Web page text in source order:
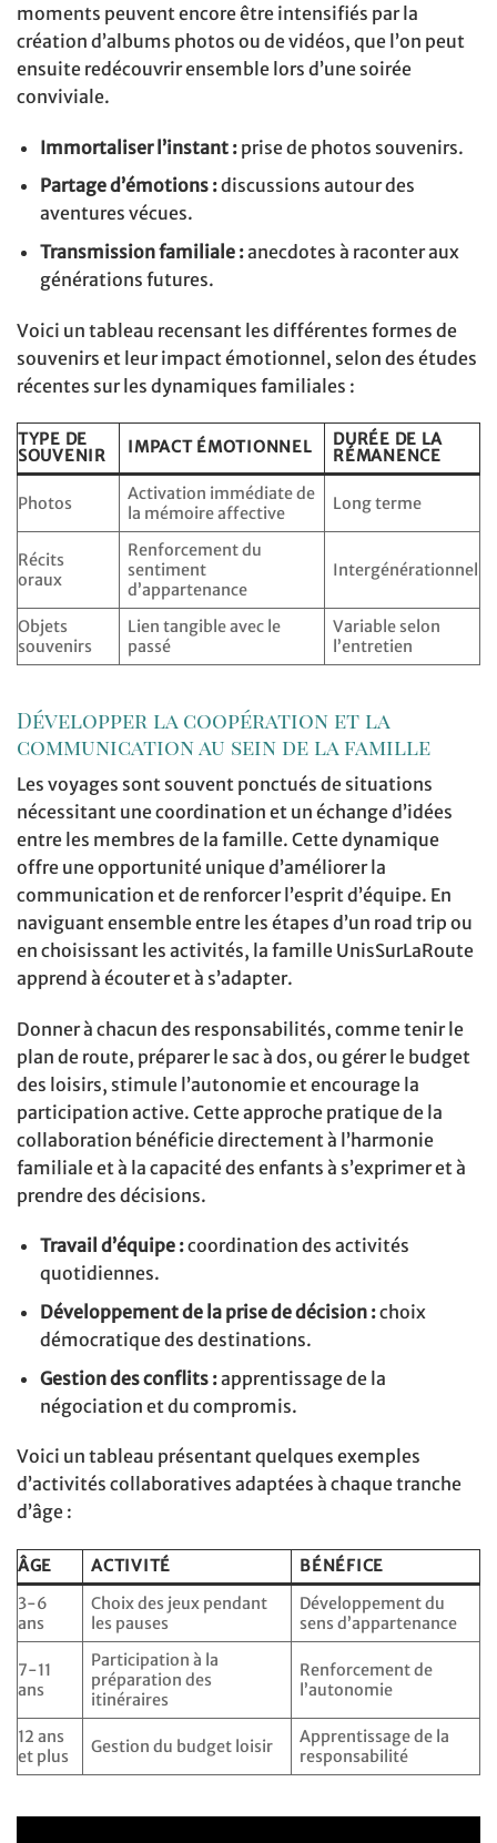
moments peuvent encore être intensifiés par la
création d’albums photos ou de vidéos, que l’on peut
ensuite redécouvrir ensemble lors d’une soirée
conviviale.
Immortaliser l’instant :prise de photos souvenirs.
Partage d’émotions :discussions autour des
aventures vécues.
Transmission familiale :anecdotes à raconter aux
générations futures.
Voici un tableau recensant les différentes formes de
souvenirs et leur impact émotionnel, selon des études
récentes sur les dynamiques familiales :
TYPE DE
SOUVENIR
IMPACT ÉMOTIONNEL
DURÉE DE LA
RÉMANENCE
Photos
Activation immédiate de
la mémoire affective
Long terme
Récits
oraux
Renforcement du
sentiment
d’appartenance
Intergénérationnel
Objets
souvenirs
Lien tangible avec le
passé
Variable selon
l’entretien
Développer la coopération et la
communication au sein de la famille
Les voyages sont souvent ponctués de situations
nécessitant une coordination et un échange d’idées
entre les membres de la famille. Cette dynamique
offre une opportunité unique d’améliorer la
communication et de renforcer l’esprit d’équipe. En
naviguant ensemble entre les étapes d’un road trip ou
en choisissant les activités, la famille UnisSurLaRoute
apprend à écouter et à s’adapter.
Donner à chacun des responsabilités, comme tenir le
plan de route, préparer le sac à dos, ou gérer le budget
des loisirs, stimule l’autonomie et encourage la
participation active. Cette approche pratique de la
collaboration bénéficie directement à l’harmonie
familiale et à la capacité des enfants à s’exprimer et à
prendre des décisions.
Travail d’équipe :coordination des activités
quotidiennes.
Développement de la prise de décision :choix
démocratique des destinations.
Gestion des conflits :apprentissage de la
négociation et du compromis.
Voici un tableau présentant quelques exemples
d’activités collaboratives adaptées à chaque tranche
d’âge :
ÂGE ACTIVITÉ
BÉNÉFICE
3-6
ans
Choix des jeux pendant
les pauses
Développement du
sens d’appartenance
7-11
ans
Participation à la
préparation des
itinéraires
Renforcement de
l’autonomie
12 ans
et plus
Gestion du budget loisir
Apprentissage de la
responsabilité